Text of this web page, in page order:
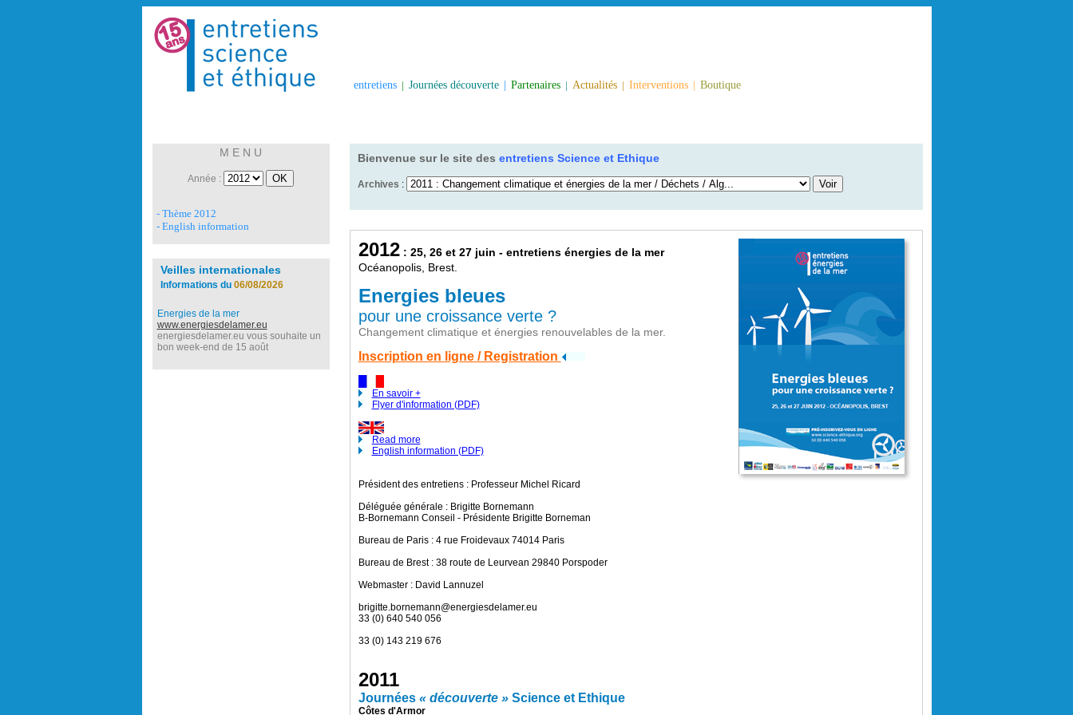
entretiens | Journées découverte Partenaires | Actualités | Interventions | Boutique
M E N U
Année :
- Thème 2012
- English information
Veilles internationales
Informations du 06/08/2026
Energies de la mer
www.energiesdelamer.eu
energiesdelamer.eu vous souhaite un
bon week-end de 15 août
Bienvenue sur le site des entretiens Science et Ethique
Archives :
2012: 25, 26 et 27 juin - entretiens énergies de la mer
Océanopolis, Brest.
Energies bleues
pour une croissance verte ?
Changement climatique et énergies renouvelables de la mer.
Inscription en ligne / Registration
En savoir +
Flyer d'information (PDF)
Read more
English information (PDF)
Président des entretiens : Professeur Michel Ricard
Déléguée générale : Brigitte Bornemann
B-Bornemann Conseil - Présidente Brigitte Borneman
Bureau de Paris : 4 rue Froidevaux 74014 Paris
Bureau de Brest : 38 route de Leurvean 29840 Porspoder
Webmaster : David Lannuzel
brigitte.bornemann@energiesdelamer.eu
33 (0) 640 540 056
33 (0) 143 219 676
2011
Journées « découverte »Science et Ethique
Côtes d'Armor